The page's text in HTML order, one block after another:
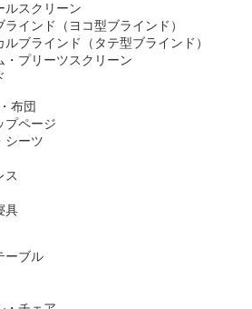
ルスクリーン
ラインド（ヨコ型ブラインド）
ルブラインド（タテ型ブラインド）
・プリーツスクリーン
布団
プページ
シーツ
ス
具
ーブル